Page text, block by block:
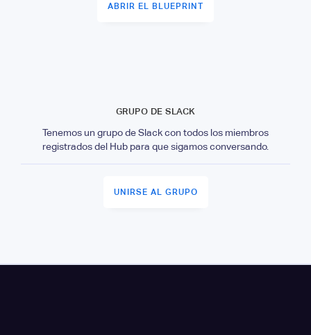
ABRIR EL BLUEPRINT
GRUPO DE SLACK
Tenemos un grupo de Slack con todos los miembros
registrados del Hub para que sigamos conversando.
UNIRSE AL GRUPO